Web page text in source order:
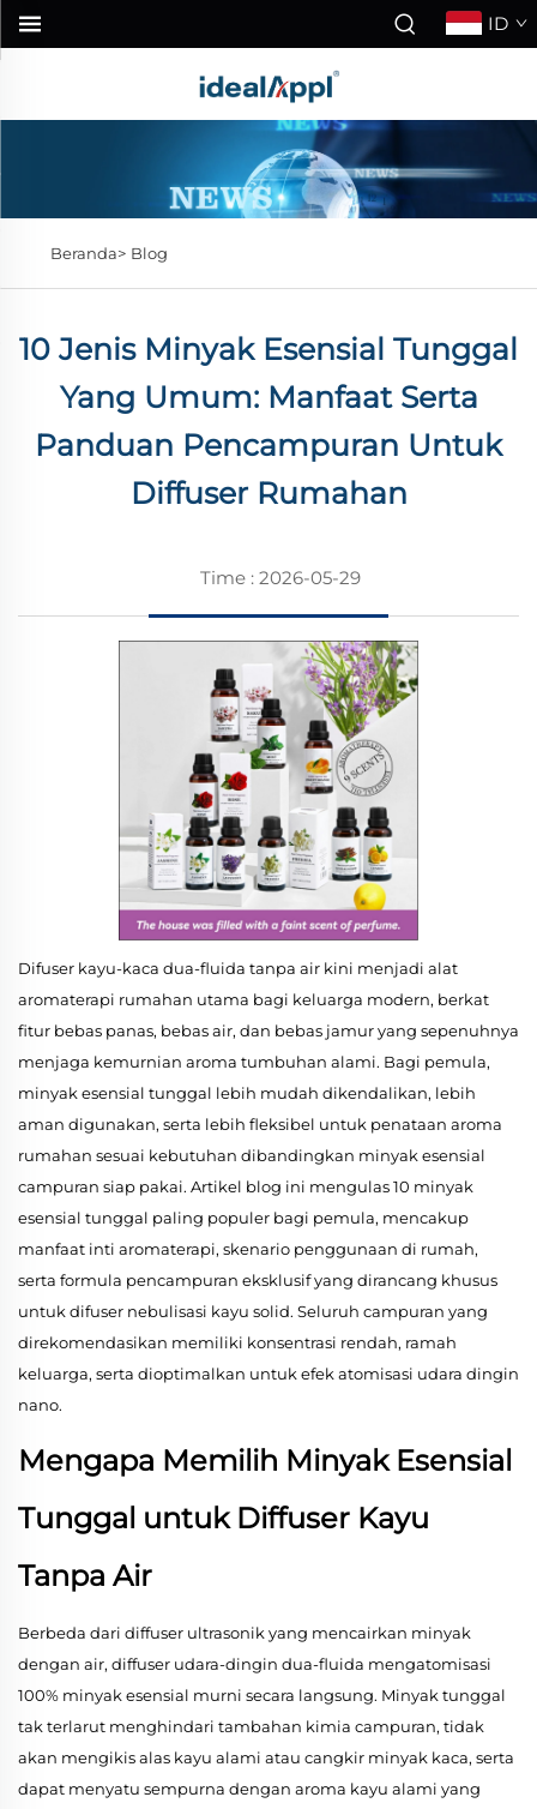
ID
Beranda> Blog
10 Jenis Minyak Esensial Tunggal
Yang Umum: Manfaat Serta
Panduan Pencampuran Untuk
Diffuser Rumahan
Time : 2026-05-29
Difuser kayu-kaca dua-fluida tanpa air kini menjadi alat
aromaterapi rumahan utama bagi keluarga modern, berkat
fitur bebas panas, bebas air, dan bebas jamur yang sepenuhnya
menjaga kemurnian aroma tumbuhan alami. Bagi pemula,
minyak esensial tunggal lebih mudah dikendalikan, lebih
aman digunakan, serta lebih fleksibel untuk penataan aroma
rumahan sesuai kebutuhan dibandingkan minyak esensial
campuran siap pakai. Artikel blog ini mengulas 10 minyak
esensial tunggal paling populer bagi pemula, mencakup
manfaat inti aromaterapi, skenario penggunaan di rumah,
serta formula pencampuran eksklusif yang dirancang khusus
untuk difuser nebulisasi kayu solid. Seluruh campuran yang
direkomendasikan memiliki konsentrasi rendah, ramah
keluarga, serta dioptimalkan untuk efek atomisasi udara dingin
nano.
Mengapa Memilih Minyak Esensial
Tunggal untuk Diffuser Kayu
Tanpa Air
Berbeda dari diffuser ultrasonik yang mencairkan minyak
dengan air, diffuser udara-dingin dua-fluida mengatomisasi
100% minyak esensial murni secara langsung. Minyak tunggal
tak terlarut menghindari tambahan kimia campuran, tidak
akan mengikis alas kayu alami atau cangkir minyak kaca, serta
dapat menyatu sempurna dengan aroma kayu alami yang